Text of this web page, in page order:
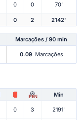
0 0 70'
0 2 2142'
Marcações / 90 min
0.09 Marcações
PEN Min
0 3 2191'